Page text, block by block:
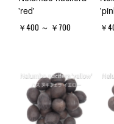
'red'
￥400 ～ ￥700 ￥